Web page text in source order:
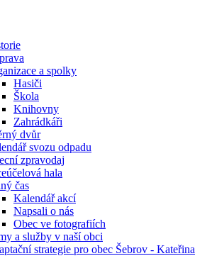
a spolky
Hasiči
Škola
Knihovny
Zahrádkáři
dvůr
svozu odpadu
zpravodaj
hala
čas
Kalendář akcí
Napsali o nás
Obec ve fotografiích
a služby v naší obci
strategie pro obec Šebrov - Kateřina